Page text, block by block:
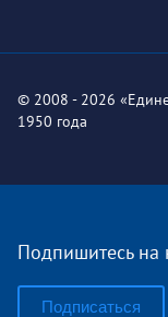
© 2008 - 2026
1950 года
Подпишитесь на
Подписаться